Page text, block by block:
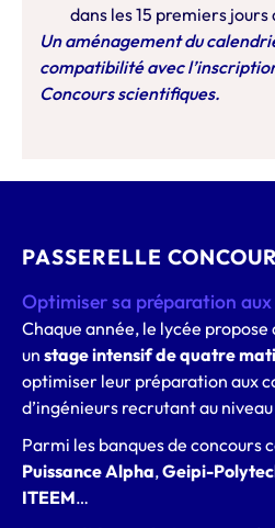
dans les 15 premiers
Un aménagement du
compatibilité avec
Concours scientifiques.
PASSERELLE
Optimiser sa préparation
Chaque année, le lycée
un stage intensif de quatre
optimiser leur préparation aux
d’ingénieurs recrutant au
Parmi les banques de concours
Puissance Alpha,Geipi-
ITEEM…